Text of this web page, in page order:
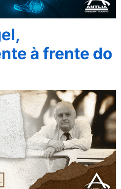
à frente do